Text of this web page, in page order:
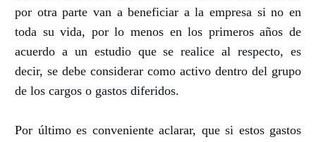
por otra parte van a beneficiar a la empresa si no en
toda su vida, por lo menos en los primeros años de
acuerdo a un estudio que se realice al respecto, es
decir, se debe considerar como activo dentro del grupo
de los cargos o gastos diferidos.
Por último es conveniente aclarar, que si estos gastos